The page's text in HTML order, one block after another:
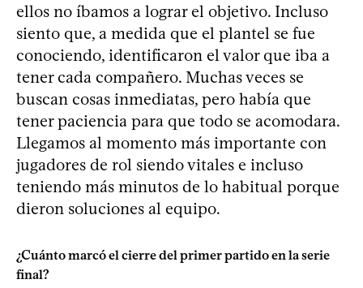
ellos no íbamos a lograr el objetivo. Incluso
siento que, a medida que el plantel se fue
conociendo, identificaron el valor que iba a
tener cada compañero. Muchas veces se
buscan cosas inmediatas, pero había que
tener paciencia para que todo se acomodara.
Llegamos al momento más importante con
jugadores de rol siendo vitales e incluso
teniendo más minutos de lo habitual porque
dieron soluciones al equipo.
¿Cuánto marcó el cierre del primer partido en la serie
final?